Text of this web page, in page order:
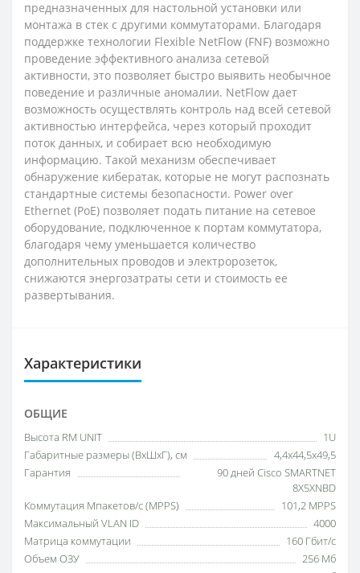
предназначенных для настольной установки или
монтажа в стек с другими коммутаторами. Благодаря
поддержке технологии Flexible NetFlow (FNF) возможно
проведение эффективного анализа сетевой
активности, это позволяет быстро выявить необычное
поведение и различные аномалии. NetFlow дает
возможность осуществлять контроль над всей сетевой
активностью интерфейса, через который проходит
поток данных, и собирает всю необходимую
информацию. Такой механизм обеспечивает
обнаружение кибератак, которые не могут распознать
стандартные системы безопасности. Power over
Ethernet (PoE) позволяет подать питание на сетевое
оборудование, подключенное к портам коммутатора,
благодаря чему уменьшается количество
дополнительных проводов и электророзеток,
снижаются энергозатраты сети и стоимость ее
развертывания.
Характеристики
ОБЩИЕ
Высота RM UNIT
1U
Габаритные размеры (ВхШхГ), см
4,4х44,5х49,5
Гарантия
90 дней Cisco SMARTNET
8X5XNBD
Коммутация Мпакетов/с (MPPS)
101,2 MPPS
Максимальный VLAN ID
4000
Матрица коммутации
160 Гбит/с
Объем ОЗУ
256 Мб